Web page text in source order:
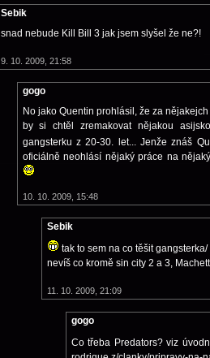
Sebik
snad nebude Kill Bill 3 jak jsem slyšel že ne?!
9. 10. 2009, 21:58
gogo
No jako Quentin prohlásil, že za
by si chtěl zremakovat nějakou
gangsterku z 20-30. let... Jenže znáš
oficiálně neohlásí nějaký práce na
10. 10. 2009, 15:48
Sebik
tak to sem na co těšit
nevíš co kromě sin city 2 a 3,
11. 10. 2009, 21:09
gogo
Co třeba Predators? viz